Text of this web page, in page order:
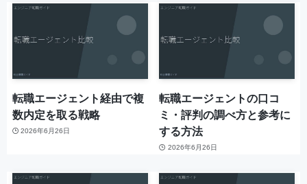
転職エージェント経由で複
数内定を取る戦略
2026年6月26日
転職エージェントの口コ
ミ・評判の調べ方と参考に
する方法
2026年6月26日